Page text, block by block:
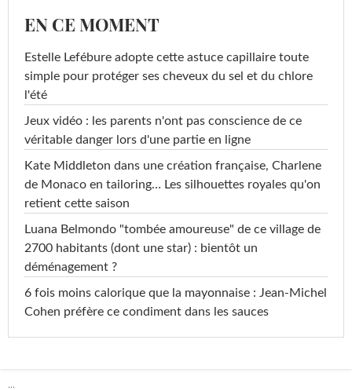
EN CE MOMENT
Estelle Lefébure adopte cette astuce capillaire toute
simple pour protéger ses cheveux du sel et du chlore
l'été
Jeux vidéo : les parents n'ont pas conscience de ce
véritable danger lors d'une partie en ligne
Kate Middleton dans une création française, Charlene
de Monaco en tailoring… Les silhouettes royales qu'on
retient cette saison
Luana Belmondo "tombée amoureuse" de ce village de
2700 habitants (dont une star) : bientôt un
déménagement ?
6 fois moins calorique que la mayonnaise : Jean-Michel
Cohen préfère ce condiment dans les sauces
...